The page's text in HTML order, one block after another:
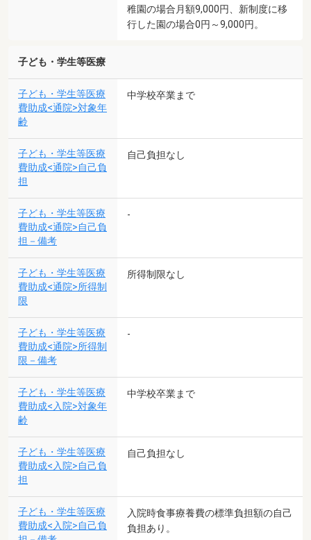
稚園の場合月額9,000円、新制度に移
行した園の場合0円～9,000円。
子ども・学生等医療
子ども・学生等医療
費助成<通院>対象年
齢
中学校卒業まで
子ども・学生等医療
費助成<通院>自己負
担
自己負担なし
子ども・学生等医療
費助成<通院>自己負
担－備考
-
子ども・学生等医療
費助成<通院>所得制
限
所得制限なし
子ども・学生等医療
費助成<通院>所得制
限－備考
-
子ども・学生等医療
費助成<入院>対象年
齢
中学校卒業まで
子ども・学生等医療
費助成<入院>自己負
担
自己負担なし
子ども・学生等医療
費助成<入院>自己負
入院時食事療養費の標準負担額の自己
負担あり。